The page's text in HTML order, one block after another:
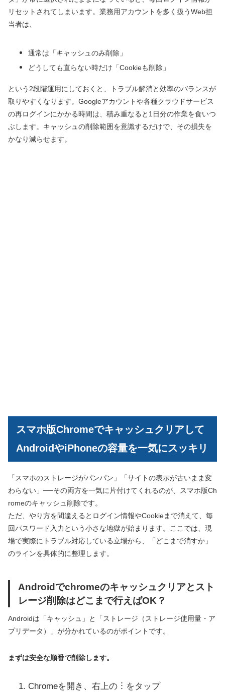
リセットされてしまいます。業務用アカウントを多く扱うWeb担
当者は、
通常は「キャッシュのみ削除」
どうしても直らない時だけ「Cookieも削除」
という2段階運用にしておくと、トラブル解消と効率のバランスが
取りやすくなります。Googleアカウントや各種クラウドサービス
の再ログインにかかる時間は、積み重なると1日分の作業を食いつ
ぶします。キャッシュの削除範囲を意識するだけで、その損失を
かなり減らせます。
スマホ版Chromeでキャッシュクリアして
AndroidやiPhoneの容量を一気にスッキリ
「スマホのストレージがパンパン」「サイトの表示が古いまま変
わらない」──その両方を一気に片付けてくれるのが、スマホ版Ch
romeのキャッシュ削除です。
ただ、やり方を間違えるとログイン情報やCookieまで消えて、毎
回パスワード入力という小さな地獄が始まります。ここでは、現
場で実際にトラブル対応している立場から、「どこまで消すか」
のラインを具体的に整理します。
Androidでchromeのキャッシュクリアとスト
レージ削除はどこまで行えばOK？
Androidは「キャッシュ」と「ストレージ（ストレージ使用量・ア
プリデータ）」が分かれているのがポイントです。
まずは安全な順番で削除します。
Chromeを開き、右上の︙をタップ